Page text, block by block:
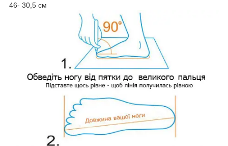
46- 30,5 см